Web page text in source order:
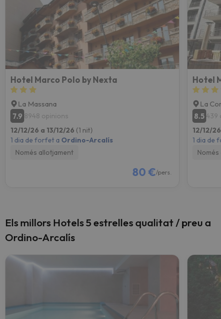
Hotel Marco Polo by Nexta
La Massana
7.9 8948 opinions
12/12/26 a 13/12/26 (1 nit)
1 dia de forfet a Ordino-Arcalís
Només allotjament
80 €/pers.
Hotel
La
8.5 439
12/12/
1 dia de
Els millors Hotels 5 estrelles qualitat / preu a
Ordino-Arcalís